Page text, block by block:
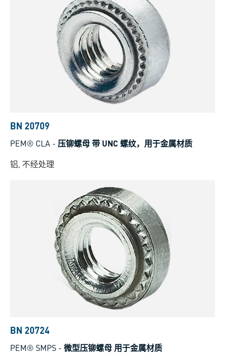
BN 20709
PEM® CLA - 压铆螺母 带 UNC 螺纹，用于金属材质
铝, 不经处理
BN 20724
PEM® SMPS - 微型压铆螺母 用于金属材质